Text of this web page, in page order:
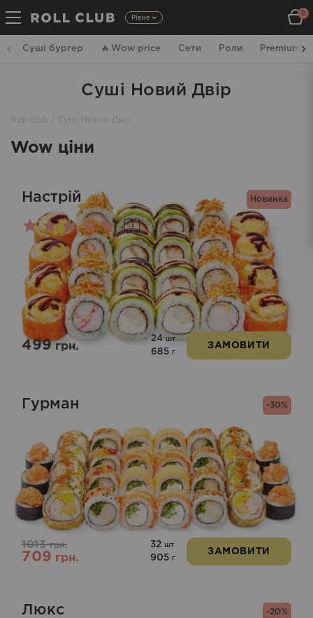
Рівне
0
Суші бургер 🔥 Wow price Сети Роли Premium
Суші Новий Двір
Roll-club Суші Новий Двір
Wow ціни
Новинка
Настрій
Оцінено
в
5.00
з 5
1
499грн.
24 шт
685 г
ЗАМОВИТИ
-30%
Гурман
1013грн.
709грн.
32 шт
905 г
ЗАМОВИТИ
-20%
Люкс